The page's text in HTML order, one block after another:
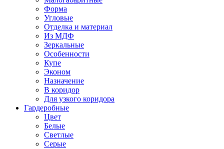
Форма
Угловые
Отделка и материал
Из МДФ
Зеркальные
Особенности
Купе
Эконом
Назначение
В коридор
Для узкого коридора
Гардеробные
Цвет
Белые
Светлые
Серые